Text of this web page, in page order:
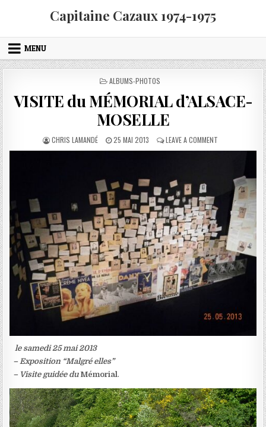
Capitaine Cazaux 1974-1975
MENU
POSTED IN
ALBUMS-PHOTOS
VISITE du MÉMORIAL d’ALSACE-
MOSELLE
AUTHOR:
CHRIS LAMANDÉ PUBLISHED DATE:
25 MAI 2013 LEAVE A COMMENTON VISITE DU
le samedi 25 mai 2013
– Exposition “Malgré elles”
– Visite guidée du Mémorial.